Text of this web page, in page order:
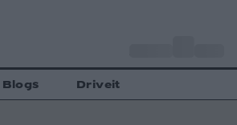
Blogs Driveit